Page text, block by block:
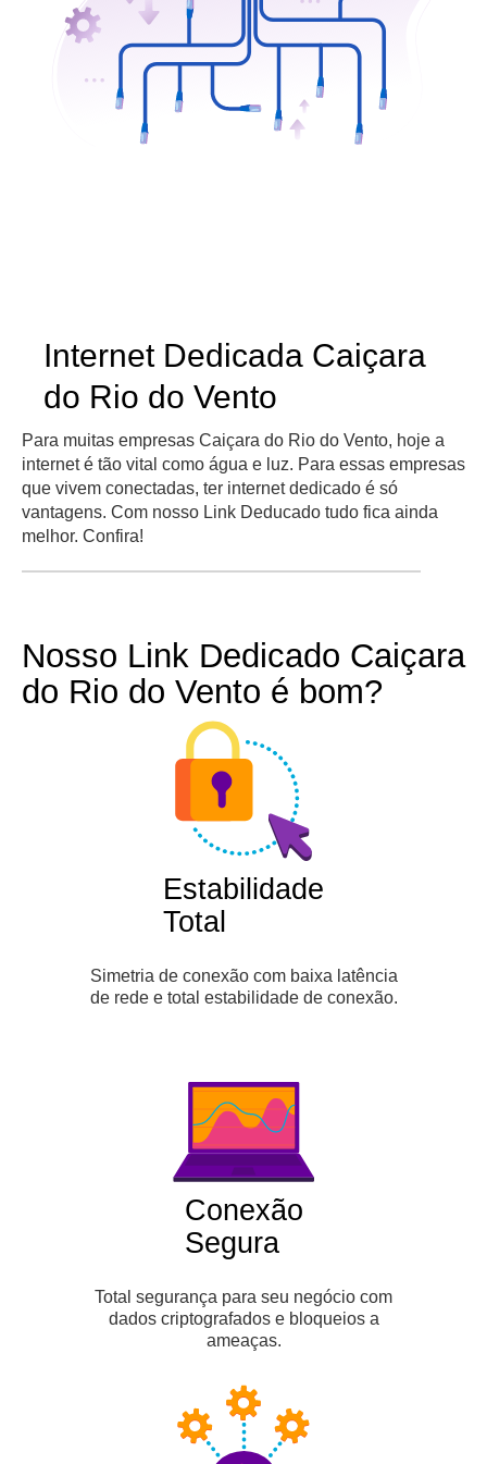
Internet Dedicada Caiçara
do Rio do Vento
Para muitas empresas Caiçara do Rio do Vento, hoje a
internet é tão vital como água e luz. Para essas empresas
que vivem conectadas, ter internet dedicado é só
vantagens. Com nosso Link Deducado tudo fica ainda
melhor. Confira!
Nosso Link Dedicado Caiçara
do Rio do Vento é bom?
Estabilidade
Total
Simetria de conexão com baixa latência
de rede e total estabilidade de conexão.
Conexão
Segura
Total segurança para seu negócio com
dados criptografados e bloqueios a
ameaças.